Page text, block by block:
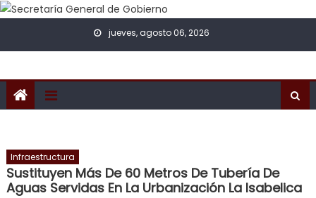
Skip to content
jueves, agosto 06, 2026
Infraestructura
Sustituyen Más De 60 Metros De Tubería De
Aguas Servidas En La Urbanización La Isabelica